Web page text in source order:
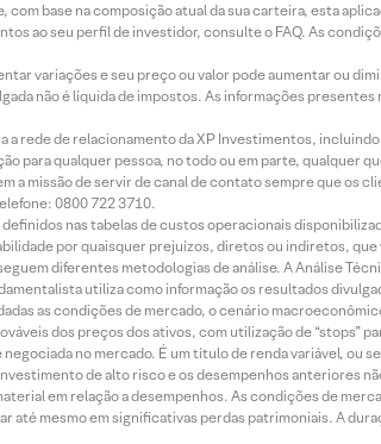
base na composição atual da sua carteira, esta
ao seu perfil de investidor, consulte o FAQ. As
variações e seu preço ou valor pode aumentar ou
não é líquida de impostos. As informações
rede de relacionamento da XP Investimentos,
para qualquer pessoa, no todo ou em parte, qualquer
a missão de servir de canal de contato sempre que os
0800 722 3710.
nas tabelas de custos operacionais
por quaisquer prejuízos, diretos ou indiretos,
diferentes metodologias de análise. A Análise
utiliza como informação os resultados
as condições de mercado, o cenário
dos preços dos ativos, com utilização de “stops”
no mercado. É um título de renda variável,
de alto risco e os desempenhos anteriores
em relação a desempenhos. As condições de
mesmo em significativas perdas patrimoniais. A